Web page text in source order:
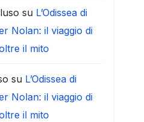
su L’Odissea di
Nolan: il viaggio di
il mito
su L’Odissea di
Nolan: il viaggio di
il mito